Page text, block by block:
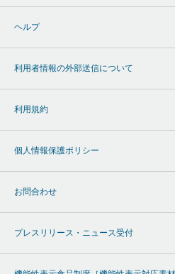
ヘルプ
利用者情報の外部送信について
利用規約
個人情報保護ポリシー
お問合わせ
プレスリリース・ニュース受付